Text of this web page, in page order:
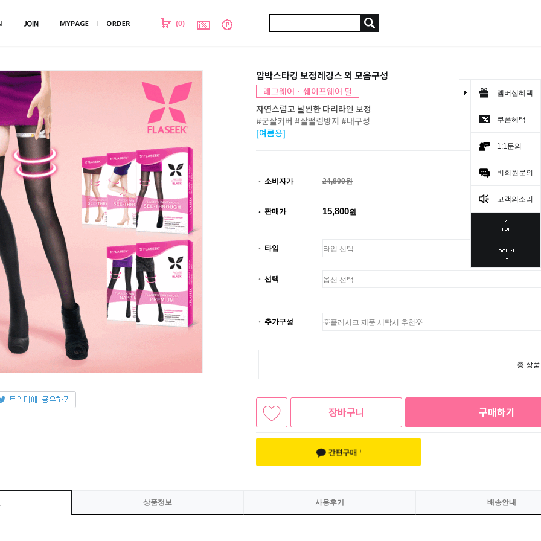
(0)
멤버십혜택
쿠폰혜택
1:1문의
비회원문의
고객의소리
압박스타킹 보정레깅스 외 모음구성
레그웨어 · 쉐이프웨어 딜
자연스럽고 날씬한 다리라인 보정
#군살커버 #살떨림방지 #내구성
[여름용]
소비자가 24,800원
판매가 15,800원
타입
선택
추가구성
총 상품
장바구니 구매하기
상품정보 사용후기 배송안내